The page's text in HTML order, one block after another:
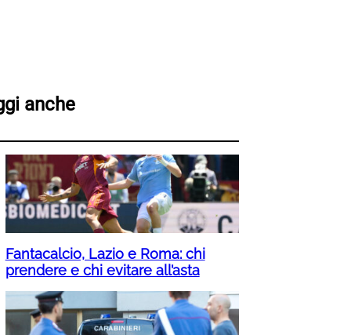
anche
Fantacalcio, Lazio e Roma: chi
prendere e chi evitare all’asta